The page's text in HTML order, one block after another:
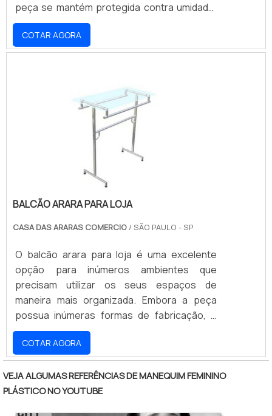
peça se mantém protegida contra umidade,
corrosão e atritos. Para que a longevidade
seja ainda maior, o suporte é composto por
uma barra de aço carbono, capaz de
formato.Seja da versão reta, em L, W ou S, o
suporte para cabides é facilmente aplicado
COTAR AGORA
BALCÃO ARARA PARA LOJA
CASA DAS ARARAS COMERCIO / SÃO PAULO - SP
O balcão arara para loja é uma excelente
opção para inúmeros ambientes que
precisam utilizar os seus espaços de
maneira mais organizada. Embora a peça
possua inúmeras formas de fabricação, o
modelo em aço carbono é o mais funcional
em diferentes aspectos. ALTA RESISTÊNCIA
CONTRA IMPACTOSQuando produzido em
aço, esse tipo de balcão oferece uma
resistência elevada contra impactos, tendo
COTAR AGORA
VEJA ALGUMAS REFERÊNCIAS DE MANEQUIM FEMININO
PLÁSTICO NO YOUTUBE